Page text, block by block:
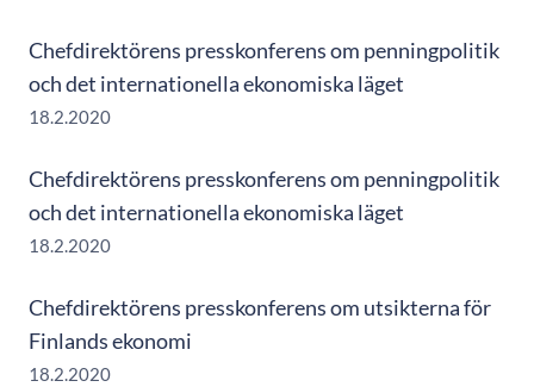
Chefdirektörens presskonferens om penningpolitik
och det internationella ekonomiska läget
18.2.2020
Chefdirektörens presskonferens om penningpolitik
och det internationella ekonomiska läget
18.2.2020
Chefdirektörens presskonferens om utsikterna för
Finlands ekonomi
18.2.2020